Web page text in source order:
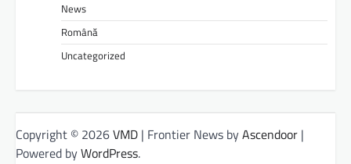
News
Română
Uncategorized
Copyright © 2026VMD | Frontier News byAscendoor |
Powered byWordPress.